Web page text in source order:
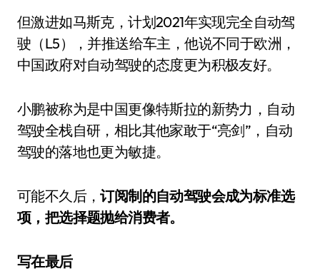
但激进如马斯克，计划2021年实现完全自动驾
驶（L5），并推送给车主，他说不同于欧洲，
中国政府对自动驾驶的态度更为积极友好。
小鹏被称为是中国更像特斯拉的新势力，自动
驾驶全栈自研，相比其他家敢于“亮剑”，自动
驾驶的落地也更为敏捷。
可能不久后，订阅制的自动驾驶会成为标准选
项，把选择题抛给消费者。
写在最后